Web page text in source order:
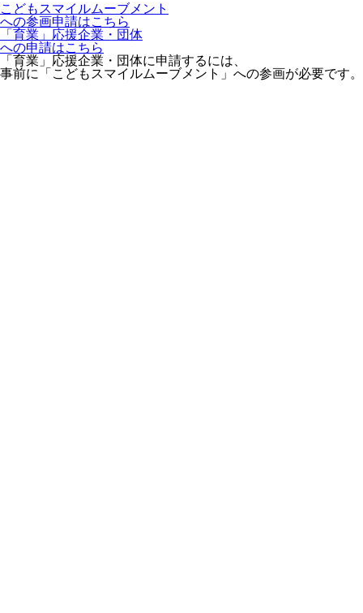
こどもスマイルムーブメント
への参画申請はこちら
「育業」応援企業・団体
への申請はこちら
「育業」応援企業・団体に申請するには、
事前に「こどもスマイルムーブメント」への参画が必要です。